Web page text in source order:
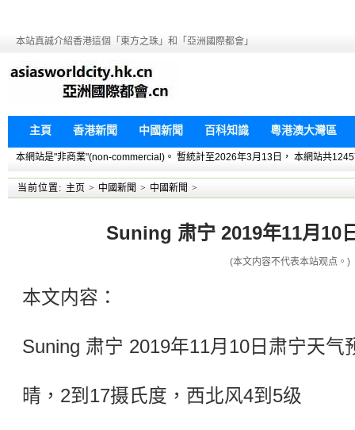
本站真誠介紹香港這個「東方之珠」和「亞洲國際都會」
主頁 香港新聞 中國新聞 百科知識 粵港澳大灣區
本網站是"非商業"(non-commercial)。 暫統計至2026年3月13日， 本網站共
当前位置: 主页 > 中國新聞 > 中國新聞 >
Suning 肃宁 2019年11月10
(本文内容不代表本站观点。)
本文内容：
Suning 肃宁 2019年11月10日肃宁天气
晴，2到17摄氏度，西北风4到5级